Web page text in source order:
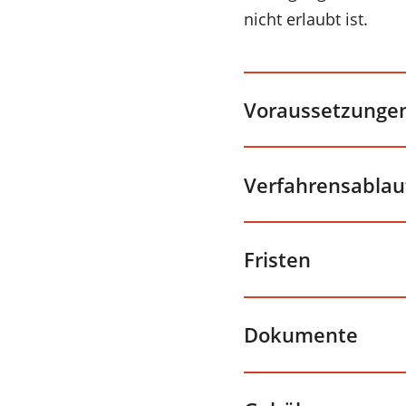
nicht erlaubt ist.
Fristen
Dokumente